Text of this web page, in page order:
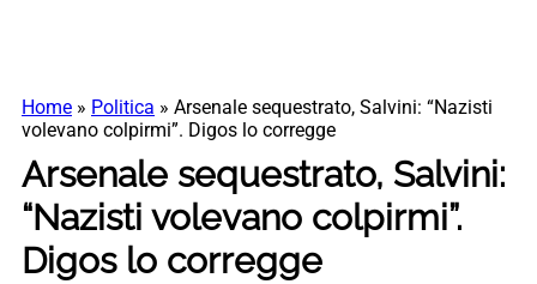
Home » Politica » Arsenale sequestrato, Salvini: “Nazisti
volevano colpirmi”. Digos lo corregge
Arsenale sequestrato, Salvini:
“Nazisti volevano colpirmi”.
Digos lo corregge